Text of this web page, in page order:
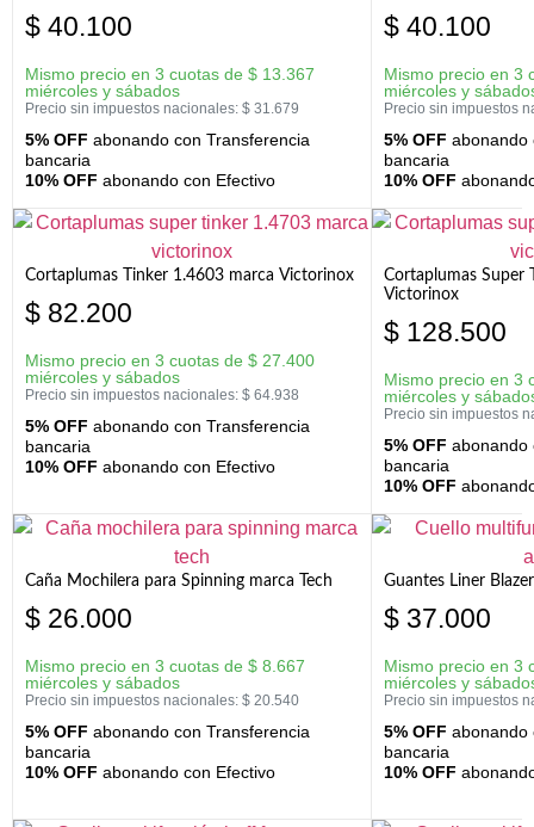
$ 40.100
Mismo precio en 3 cuotas de $ 13.367
miércoles y sábados
Precio sin impuestos nacionales: $ 31.679
5% OFF abonando con Transferencia
bancaria
10% OFF abonando con Efectivo
$ 40.100
Mismo precio en 3
miércoles y
Precio sin impuestos
5% OFF abonando
bancaria
10% OFF
Cortaplumas Tinker 1.4603 marca Victorinox
$ 82.200
Mismo precio en 3 cuotas de $ 27.400
miércoles y sábados
Precio sin impuestos nacionales: $ 64.938
5% OFF abonando con Transferencia
bancaria
10% OFF abonando con Efectivo
Cortaplumas Super
Victorinox
$ 128.500
Mismo precio en 3
miércoles y
Precio sin impuestos
5% OFF abonando
bancaria
10% OFF
Caña Mochilera para Spinning marca Tech
$ 26.000
Mismo precio en 3 cuotas de $ 8.667
miércoles y sábados
Precio sin impuestos nacionales: $ 20.540
5% OFF abonando con Transferencia
bancaria
10% OFF abonando con Efectivo
Guantes Liner
$ 37.000
Mismo precio en 3
miércoles y
Precio sin impuestos
5% OFF abonando
bancaria
10% OFF